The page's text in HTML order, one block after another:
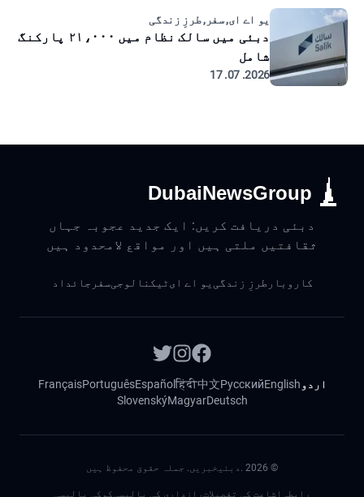
یو اے ای, سفر, طرزِ زندگی
دبئی میں سالک نظام میں ۲۱،۰۰۰ پارکنگ
شامل
2026. 07. 17
DubaiNewsGroup
دبئی دریافت کریں: ایک جدید عجوبہ جہاں
ثقافتیں ملتی ہیں اور مواقع لامحدود ہیں
کاروبار طرزِ زندگی یو اے ایٹیکنالوجیسفر جائداد
اردو English
Русский
中文
हिंदी
Español
Português
Français
Deutsch
Magyar
Slovenský
©
2026 .دبئیخبریں. جملہ حقوق محفوظ ہیں
رابطہ اشاعت کی تفصیلاترازداری کی پالیسیکوکی پالیسی